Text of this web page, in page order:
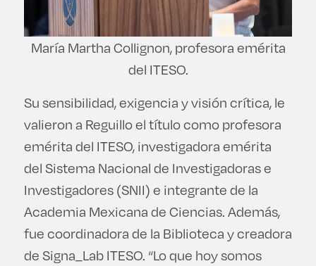
María Martha Collignon, profesora emérita
del ITESO.
Su sensibilidad, exigencia y visión crítica, le
valieron a Reguillo el título como profesora
emérita del ITESO, investigadora emérita
del Sistema Nacional de Investigadoras e
Investigadores (SNII) e integrante de la
Academia Mexicana de Ciencias. Además,
fue coordinadora de la Biblioteca y creadora
de Signa_Lab ITESO. “Lo que hoy somos